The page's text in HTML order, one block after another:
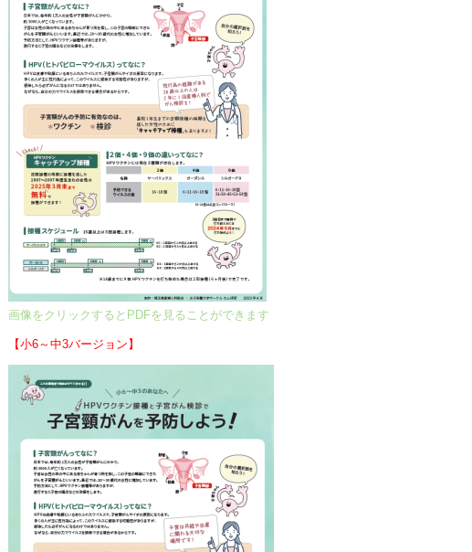
画像をクリックするとPDFを見ることができます
【小6～中3バージョン】